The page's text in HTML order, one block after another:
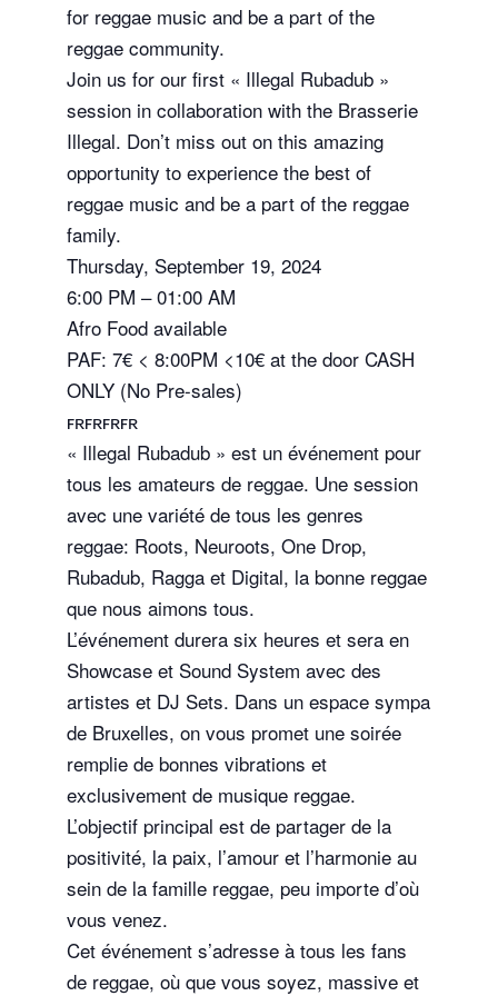
for reggae music and be a part of the
reggae community.
Join us for our first « Illegal Rubadub »
session in collaboration with the Brasserie
Illegal. Don’t miss out on this amazing
opportunity to experience the best of
reggae music and be a part of the reggae
family.
Thursday, September 19, 2024
6:00 PM – 01:00 AM
Afro Food available
PAF: 7€ < 8:00PM <10€ at the door CASH
ONLY (No Pre-sales)
ꜰʀꜰʀꜰʀꜰʀ
« Illegal Rubadub » est un événement pour
tous les amateurs de reggae. Une session
avec une variété de tous les genres
reggae: Roots, Neuroots, One Drop,
Rubadub, Ragga et Digital, la bonne reggae
que nous aimons tous.
L’événement durera six heures et sera en
Showcase et Sound System avec des
artistes et DJ Sets. Dans un espace sympa
de Bruxelles, on vous promet une soirée
remplie de bonnes vibrations et
exclusivement de musique reggae.
L’objectif principal est de partager de la
positivité, la paix, l’amour et l’harmonie au
sein de la famille reggae, peu importe d’où
vous venez.
Cet événement s’adresse à tous les fans
de reggae, où que vous soyez, massive et